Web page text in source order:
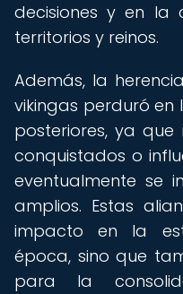
decisiones y en la
territorios y reinos.
Además, la
vikingas perduró
posteriores, ya
conquistados o
eventualmente se
amplios. Estas
impacto en la
época, sino que
para la